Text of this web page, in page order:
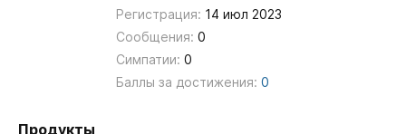
Регистрация: 14 июл 2023
Сообщения: 0
Симпатии: 0
Баллы за достижения: 0
Продукты